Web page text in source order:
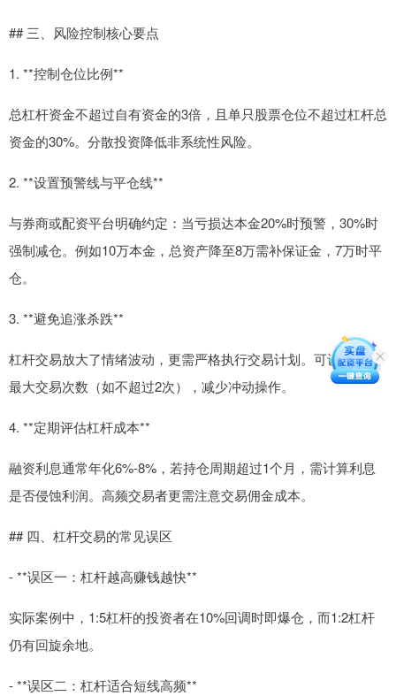
## 三、风险控制核心要点
1. **控制仓位比例**
总杠杆资金不超过自有资金的3倍，且单只股票仓位不超过杠杆总
资金的30%。分散投资降低非系统性风险。
2. **设置预警线与平仓线**
与券商或配资平台明确约定：当亏损达本金20%时预警，30%时
强制减仓。例如10万本金，总资产降至8万需补保证金，7万时平
仓。
3. **避免追涨杀跌**
杠杆交易放大了情绪波动，更需严格执行交易计划。可设定每日
最大交易次数（如不超过2次），减少冲动操作。
4. **定期评估杠杆成本**
融资利息通常年化6%-8%，若持仓周期超过1个月，需计算利息
是否侵蚀利润。高频交易者更需注意交易佣金成本。
## 四、杠杆交易的常见误区
- **误区一：杠杆越高赚钱越快**
实际案例中，1:5杠杆的投资者在10%回调时即爆仓，而1:2杠杆
仍有回旋余地。
- **误区二：杠杆适合短线高频**